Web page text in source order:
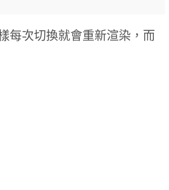
每次切換就會重新渲染，而